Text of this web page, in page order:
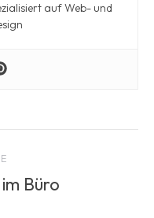
auf Web- und
Büro